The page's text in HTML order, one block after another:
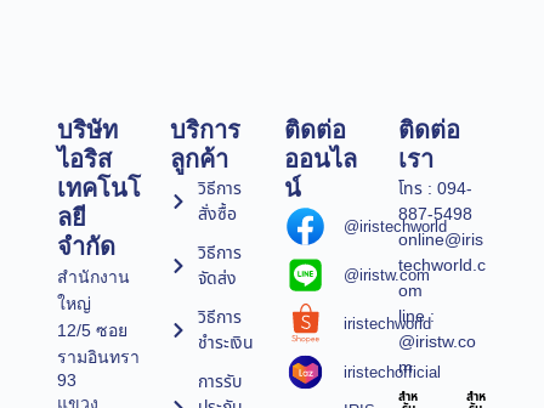
บริษัท
ไอริส
เทคโนโ
ลยี
จำกัด
สำนักงาน
ใหญ่
12/5 ซอย
รามอินทรา
93
แขวง
บริการ
ลูกค้า
วิธีการ
สั่งซื้อ
วิธีการ
จัดส่ง
วิธีการ
ชำระเงิน
การรับ
ติดต่อ
ออนไล
น์
@iristechworld
@iristw.com
iristechworld
iristechofficial
ติดต่อ
เรา
โทร : 094-
887-5498
online@iris
techworld.c
om
line :
@iristw.co
m
สำห สำห